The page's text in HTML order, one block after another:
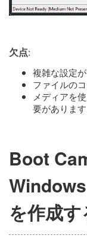
欠点:
複雑な設定が
ファイルの
メディアを
要があります
Boot
を作成